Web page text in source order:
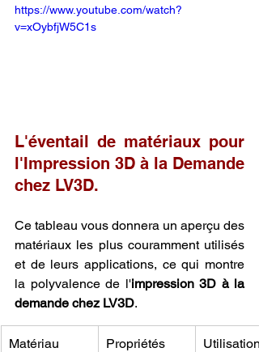
https://www.youtube.com/watch?
v=xOybfjW5C1s
L'éventail de matériaux pour
l'Impression 3D à la Demande
chez LV3D.
Ce tableau vous donnera un aperçu des
matériaux les plus couramment utilisés
et de leurs applications, ce qui montre
la polyvalence de l'impression 3D à la
demande chez LV3D.
Matériau
Propriétés
Utilisations